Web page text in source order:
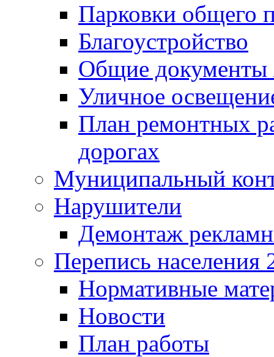
Парковки общего
Благоустройство
Общие
Уличное
План ремонтных
дорогах
Муниципальный
Нарушители
Демонтаж
Перепись населения
Нормативные
Новости
План работы